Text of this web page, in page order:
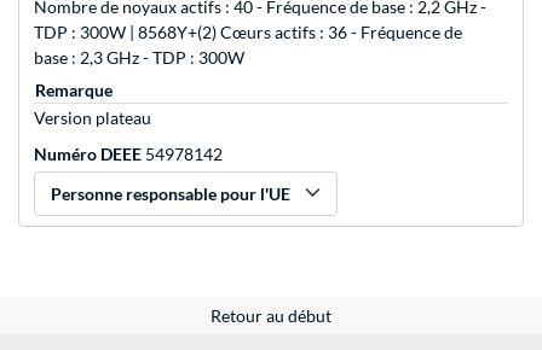
Nombre de noyaux actifs : 40 - Fréquence de base : 2,2 GHz -
TDP : 300W | 8568Y+(2) Cœurs actifs : 36 - Fréquence de
base : 2,3 GHz - TDP : 300W
Remarque
Version plateau
Numéro DEEE 54978142
Personne responsable pour l'UE
Retour au début